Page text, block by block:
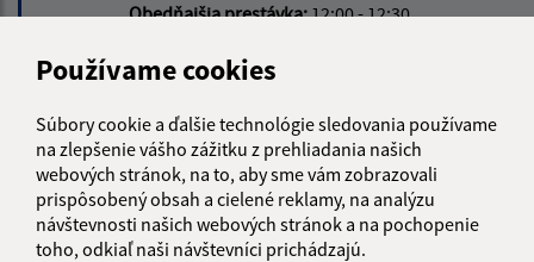
Používame cookies
Súbory cookie a ďalšie technológie sledovania používame
na zlepšenie vášho zážitku z prehliadania našich
webových stránok, na to, aby sme vám zobrazovali
prispôsobený obsah a cielené reklamy, na analýzu
návštevnosti našich webových stránok a na pochopenie
toho, odkiaľ naši návštevníci prichádzajú.
Obedňajšia prestávka:12:00 - 12:30
Obecný úrad Vyšný Hrušov
Vyšný Hrušov 128
067 32 Vyšný Hrušov
starosta@vysnyhrusov.sk